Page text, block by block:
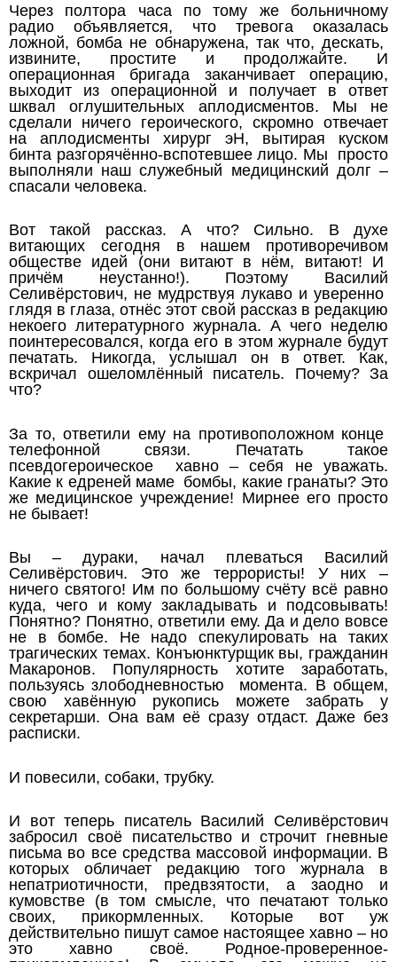
Через полтора часа по тому же больничному
радио объявляется, что тревога оказалась
ложной, бомба не обнаружена, так что, дескать,
извините, простите и продолжайте. И
операционная бригада заканчивает операцию,
выходит из операционной и получает в ответ
шквал оглушительных аплодисментов. Мы не
сделали ничего героического, скромно отвечает
на аплодисменты хирург эН, вытирая куском
бинта разгорячённо-вспотевшее лицо. Мы просто
выполняли наш служебный медицинский долг –
спасали человека.
Вот такой рассказ. А что? Сильно. В духе
витающих сегодня в нашем противоречивом
обществе идей (они витают в нём, витают! И
причём неустанно!). Поэтому Василий
Селивёрстович, не мудрствуя лукаво и уверенно
глядя в глаза, отнёс этот свой рассказ в редакцию
некоего литературного журнала. А чего неделю
поинтересовался, когда его в этом журнале будут
печатать. Никогда, услышал он в ответ. Как,
вскричал ошеломлённый писатель. Почему? За
что?
За то, ответили ему на противоположном конце
телефонной связи. Печатать такое
псевдогероическое хавно – себя не уважать.
Какие к едреней маме бомбы, какие гранаты? Это
же медицинское учреждение! Мирнее его просто
не бывает!
Вы – дураки, начал плеваться Василий
Селивёрстович. Это же террористы! У них –
ничего святого! Им по большому счёту всё равно
куда, чего и кому закладывать и подсовывать!
Понятно? Понятно, ответили ему. Да и дело вовсе
не в бомбе. Не надо спекулировать на таких
трагических темах. Конъюнктурщик вы, гражданин
Макаронов. Популярность хотите заработать,
пользуясь злободневностью момента. В общем,
свою хавённую рукопись можете забрать у
секретарши. Она вам её сразу отдаст. Даже без
расписки.
И повесили, собаки, трубку.
И вот теперь писатель Василий Селивёрстович
забросил своё писательство и строчит гневные
письма во все средства массовой информации. В
которых обличает редакцию того журнала в
непатриотичности, предвзятости, а заодно и
кумовстве (в том смысле, что печатают только
своих, прикормленных. Которые вот уж
действительно пишут самое настоящее хавно – но
это хавно своё. Родное-проверенное-